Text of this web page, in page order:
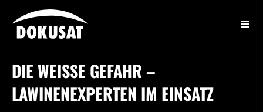
Inhalt
springen
DIE WEISSE GEFAHR – L
AWINENEXPERTEN IM EINSATZ